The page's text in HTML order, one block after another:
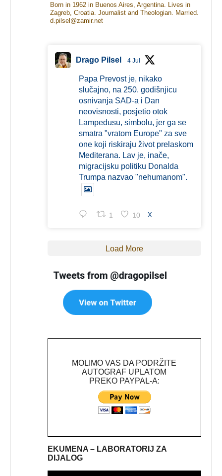
Born in 1962 in Buenos Aires, Argentina. Lives in
Zagreb, Croatia. Journalist and Theologian. Married.
d.pilsel@zamir.net
Drago Pilsel 4 Jul
Papa Prevost je, nikako
slučajno, na 250. godišnjicu
osnivanja SAD-a i Dan
neovisnosti, posjetio otok
Lampedusu, simbolu, jer ga se
smatra "vratom Europe" za sve
one koji riskiraju život prelaskom
Mediterana. Lav je, inače,
migracijsku politiku Donalda
Trumpa nazvao "nehumanom".
1 10 X
Load More
MOLIMO VAS DA PODRŽITE
AUTOGRAF UPLATOM
PREKO PAYPAL-A:
EKUMENA – LABORATORIJ ZA
DIJALOG